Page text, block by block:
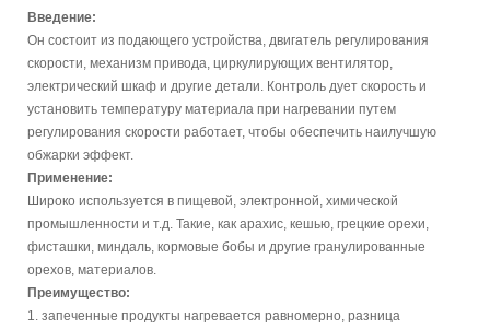
Введение:
Он состоит из подающего устройства, двигатель регулирования
скорости, механизм привода, циркулирующих вентилятор,
электрический шкаф и другие детали. Контроль дует скорость и
установить температуру материала при нагревании путем
регулирования скорости работает, чтобы обеспечить наилучшую
обжарки эффект.
Применение:
Широко используется в пищевой, электронной, химической
промышленности и т.д. Такие, как арахис, кешью, грецкие орехи,
фисташки, миндаль, кормовые бобы и другие гранулированные
орехов, материалов.
Преимущество:
1. запеченные продукты нагревается равномерно, разница